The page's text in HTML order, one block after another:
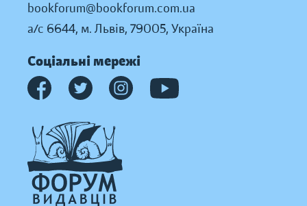
bookforum@bookforum.com.ua
а/с 6644, м. Львів, 79005, Україна
Соціальні мережі